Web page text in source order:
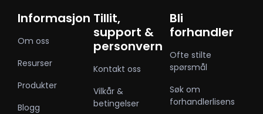
Informasjon
Om oss
Resurser
Produkter
Blogg
Tillit,
support &
personvern
Kontakt oss
Vilkår &
betingelser
Bli
forhandler
Ofte stilte
spørsmål
Søk om
forhandlerlisens